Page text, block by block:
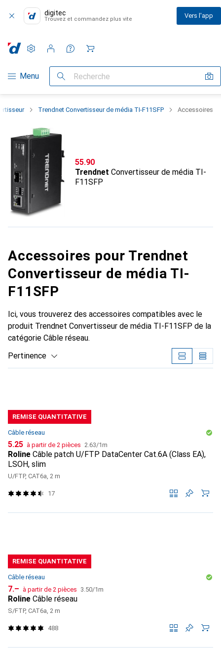
digitec
Trouvez et commandez plus vite Vers l'app
Navigation par catégorie
Menu Recherche
Paramètres
Compte client
Listes de comparaison
Listes d'envies
Panier
Trendnet Convertisseur de média TI-F11SFP Accessoires
CHF
55.90
Trendnet Convertisseur de média TI-
F11SFP
Accessoires pour Trendnet
Convertisseur de média TI-
F11SFP
Ici, vous trouverez des accessoires compatibles avec le
produit Trendnet Convertisseur de média TI-F11SFP de la
catégorie Câble réseau.
Pertinence
REMISE QUANTITATIVE
Câble réseau
CHF
5.25 à partir de 2 pièces CHF
2.63/1m
Roline Câble patch U/FTP DataCenter Cat.6A (Class EA),
LSOH, slim
U/FTP, CAT6a, 2 m
17
REMISE QUANTITATIVE
Câble réseau
CHF
7.– à partir de 2 pièces CHF
3.50/1m
Roline Câble réseau
S/FTP, CAT6a, 2 m
488